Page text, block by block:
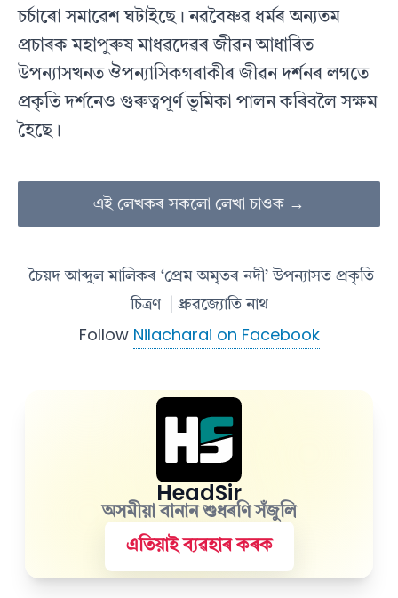
চৰ্চাৰো সমাৱেশ ঘটাইছে। নৱবৈষ্ণৱ ধৰ্মৰ অন্যতম
প্ৰচাৰক মহাপুৰুষ মাধৱদেৱৰ জীৱন আধাৰিত
উপন্যাসখনত ঔপন্যাসিকগৰাকীৰ জীৱন দৰ্শনৰ লগতে
প্ৰকৃতি দৰ্শনেও গুৰুত্বপূৰ্ণ ভূমিকা পালন কৰিবলৈ সক্ষম
হৈছে।
এই লেখকৰ সকলো লেখা চাওক →
চৈয়দ আব্দুল মালিকৰ ‘প্ৰেম অমৃতৰ নদী’ উপন্যাসত প্ৰকৃতি
চিত্ৰণ
| ধ্ৰুৱজ্যোতি নাথ
Follow Nilacharai on Facebook
HeadSir
অসমীয়া বানান শুধৰণি সঁজুলি
এতিয়াই ব্যৱহাৰ কৰক